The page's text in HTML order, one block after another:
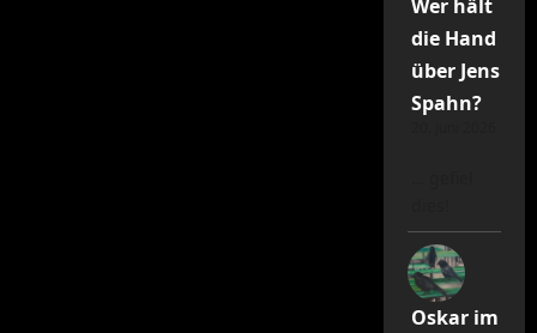
Wer hält
die Hand
über Jens
Spahn?
Oskar im